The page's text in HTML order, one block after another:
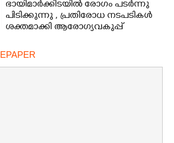
ഭായിമാർക്കിടയിൽ രോഗം പടർന്നു
പിടിക്കുന്നു ,​ പ്രതിരോധ നടപടികൾ
ശക്തമാക്കി ആരോഗ്യവകുപ്പ്
EPAPER